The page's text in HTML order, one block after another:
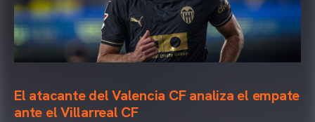
El atacante del Valencia CF analiza el empate
ante el Villarreal CF